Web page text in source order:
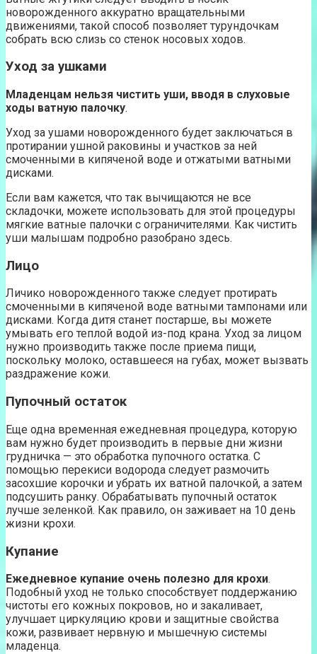
новорожденного аккуратно вращательными
движениями, такой способ позволяет турундочкам
собрать всю слизь со стенок носовых ходов.
Уход за ушками
Младенцам нельзя чистить уши, вводя в слуховые
ходы ватную палочку.
Уход за ушами новорожденного будет заключаться в
протирании ушной раковины и участков за ней
смоченными в кипяченой воде и отжатыми ватными
дисками.
Если вам кажется, что так вычищаются не все
складочки, можете использовать для этой процедуры
мягкие ватные палочки с ограничителями. Как чистить
уши малышам подробно разобрано здесь.
Лицо
Личико новорожденного также следует протирать
смоченными в кипяченой воде ватными тампонами или
дисками. Когда дитя станет постарше, вы можете
умывать его теплой водой из-под крана. Уход за лицом
нужно производить также после приема пищи,
поскольку молоко, оставшееся на губах, может вызвать
раздражение кожи.
Пупочный остаток
Еще одна временная ежедневная процедура, которую
вам нужно будет производить в первые дни жизни
грудничка — это обработка пупочного остатка. С
помощью перекиси водорода следует размочить
засохшие корочки и убрать их ватной палочкой, а затем
подсушить ранку. Обрабатывать пупочный остаток
лучше зеленкой. Как правило, он заживает на 10 день
жизни крохи.
Купание
Ежедневное купание очень полезно для крохи.
Подобный уход не только способствует поддержанию
чистоты его кожных покровов, но и закаливает,
улучшает циркуляцию крови и защитные свойства
кожи, развивает нервную и мышечную системы
младенца.